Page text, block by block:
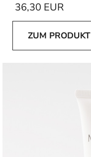
36,30 EUR
ZUM PRODUKT